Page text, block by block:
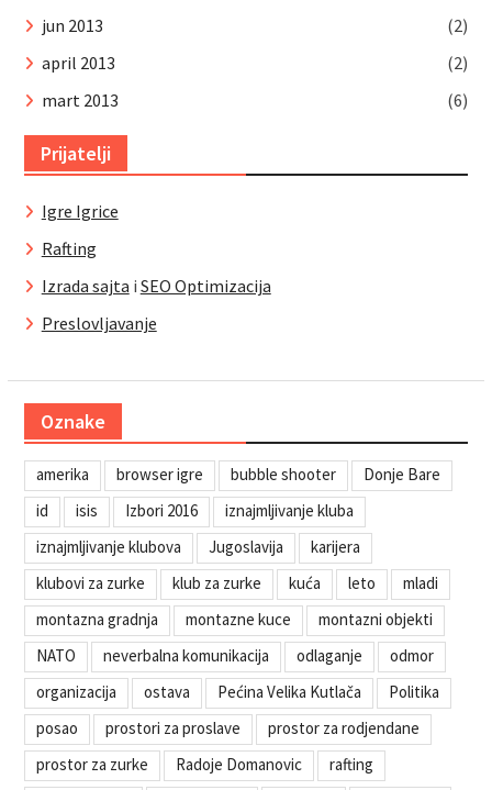
jun 2013
(2)
april 2013
(2)
mart 2013
(6)
Prijatelji
Igre Igrice
Rafting
Izrada sajta i SEO Optimizacija
Preslovljavanje
Oznake
amerika browser igre bubble shooter
Donje Bare
id
isis Izbori 2016
iznajmljivanje kluba
iznajmljivanje klubova
Jugoslavija
karijera
klubovi za zurke
klub za zurke kuća leto
mladi
montazna gradnja
montazne kuce
montazni objekti
NATO
neverbalna komunikacija odlaganje
odmor
organizacija
ostava Pećina Velika Kutlača
Politika
posao
prostori za proslave
prostor za rodjendane
prostor za zurke
Radoje Domanovic rafting